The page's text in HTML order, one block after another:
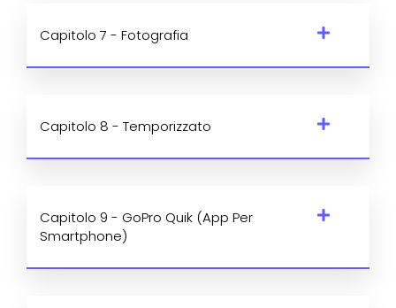
Capitolo 7 - Fotografia
Capitolo 8 - Temporizzato
Capitolo 9 - GoPro Quik (App Per
Smartphone)